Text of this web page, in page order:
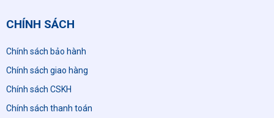
CHÍNH SÁCH
Chính sách bảo hành
Chính sách giao hàng
Chính sách CSKH
Chính sách thanh toán